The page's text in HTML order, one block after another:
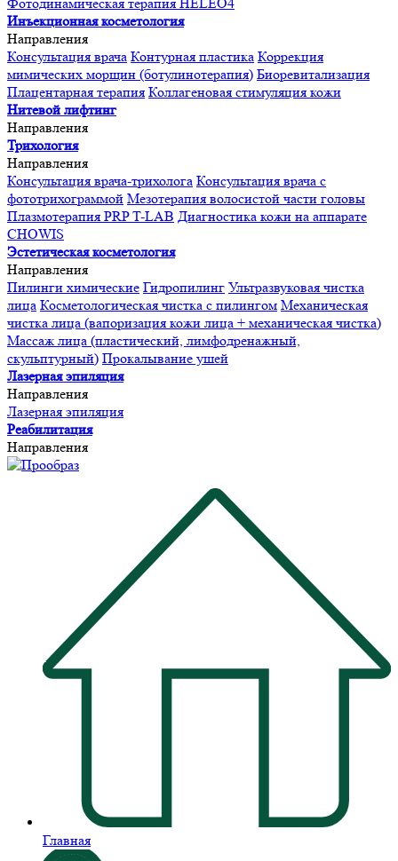
Инъекционная косметология
Направления
Консультация врача Контурная пластика Коррекция
мимических морщин (ботулинотерапия) Биоревитализация
Плацентарная терапия Коллагеновая стимуляция кожи
Нитевой лифтинг
Направления
Трихология
Направления
Консультация врача-трихолога Консультация врача с
фототрихограммой Мезотерапия волосистой части головы
Плазмотерапия PRP T-LAB Диагностика кожи на аппарате
CHOWIS
Эстетическая косметология
Направления
Пилинги химические Гидропилинг Ультразвуковая чистка
лица Косметологическая чистка с пилингом Механическая
чистка лица (вапоризация кожи лица + механическая чистка)
Массаж лица (пластический, лимфодренажный,
скульптурный) Прокалывание ушей
Лазерная эпиляция
Направления
Лазерная эпиляция
Реабилитация
Направления
Главная